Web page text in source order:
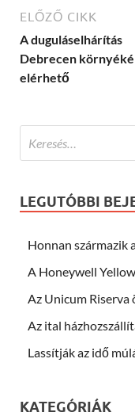
ELŐZŐ CIKK
A duguláselhárítás
Debrecen
elérhető
LEGUTÓBBI
Honnan származik
A Honeywell
Az Unicum Riserva
Az ital
Lassítják az idő
KATEGÓRIÁK